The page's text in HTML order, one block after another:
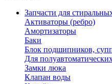
Запчасти для
Активаторы (ребро)
Амортизаторы
Баки
Блок подшипников,
Для
Замки люка
Клапан воды